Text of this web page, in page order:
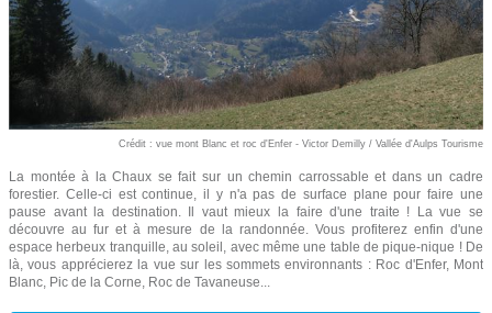
Crédit : vue mont Blanc et roc d'Enfer - Victor Demilly / Vallée d'Aulps Tourisme
La montée à la Chaux se fait sur un chemin carrossable et dans un cadre
forestier. Celle-ci est continue, il y n'a pas de surface plane pour faire une
pause avant la destination. Il vaut mieux la faire d'une traite ! La vue se
découvre au fur et à mesure de la randonnée. Vous profiterez enfin d'une
espace herbeux tranquille, au soleil, avec même une table de pique-nique ! De
là, vous apprécierez la vue sur les sommets environnants : Roc d'Enfer, Mont
Blanc, Pic de la Corne, Roc de Tavaneuse...